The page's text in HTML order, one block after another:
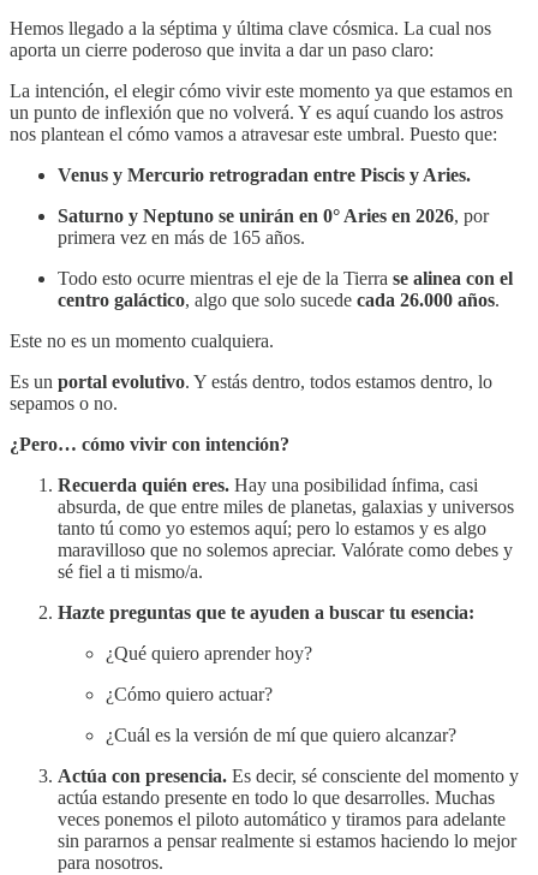
Hemos llegado a la séptima y última clave cósmica. La cual nos
aporta un cierre poderoso que invita a dar un paso claro:
La intención, el elegir cómo vivir este momento ya que estamos en
un punto de inflexión que no volverá. Y es aquí cuando los astros
nos plantean el cómo vamos a atravesar este umbral. Puesto que:
Venus y Mercurio retrogradan entre Piscis y Aries.
Saturno y Neptuno se unirán en 0° Aries en 2026, por
primera vez en más de 165 años.
Todo esto ocurre mientras el eje de la Tierra se alinea con el
centro galáctico, algo que solo sucede cada 26.000 años.
Este no es un momento cualquiera.
Es un portal evolutivo. Y estás dentro, todos estamos dentro, lo
sepamos o no.
¿Pero… cómo vivir con intención?
Recuerda quién eres. Hay una posibilidad ínfima, casi
absurda, de que entre miles de planetas, galaxias y universos
tanto tú como yo estemos aquí; pero lo estamos y es algo
maravilloso que no solemos apreciar. Valórate como debes y
sé fiel a ti mismo/a.
Hazte preguntas que te ayuden a buscar tu esencia:
¿Qué quiero aprender hoy?
¿Cómo quiero actuar?
¿Cuál es la versión de mí que quiero alcanzar?
Actúa con presencia. Es decir, sé consciente del momento y
actúa estando presente en todo lo que desarrolles. Muchas
veces ponemos el piloto automático y tiramos para adelante
sin pararnos a pensar realmente si estamos haciendo lo mejor
para nosotros.